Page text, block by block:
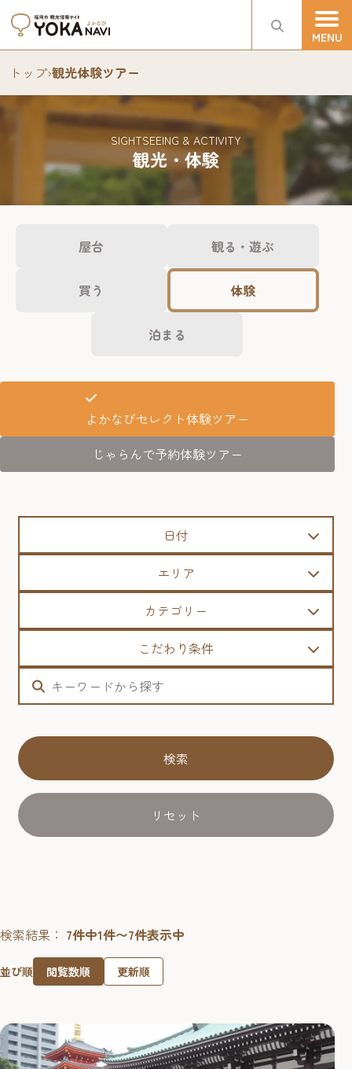
トップ›観光体験ツアー
観光・体験
SIGHTSEEING & ACTIVITY
屋台 観る・遊ぶ
買う 体験
泊まる
よかなびセレクト体験ツアー
じゃらんで予約体験ツアー
日付
エリア
カテゴリー
こだわり条件
検索
リセット
検索結果： 7件中1件〜7件表示中
並び順 閲覧数順 更新順